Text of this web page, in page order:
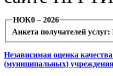
НОК0 – 2026
Анкета получателей услуг:
Независимая оценка
(муниципальных)